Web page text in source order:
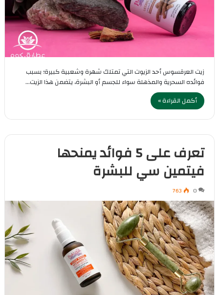
زيت العرقسوس أحد الزيوت التي تمتلك شهرة وشعبية كبيرة؛ بسبب
فوائده السحرية والمذهلة سواء للجسم أو البشرة، يتضمن هذا الزيت…
أكمل القراءة »
تعرف على 5 فوائد يمنحها
فيتمين سي للبشرة
0
763